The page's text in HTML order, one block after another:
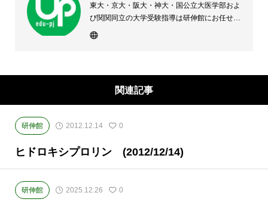
東大・京大・阪大・神大・国公立大医学部およ
び関関同立の大学受験指導は研伸館にお任せく
ださい。 大阪(上本町・天王寺・豊中)・兵庫
関連記事
研伸館 2012.12.14 0
ヒドロキシプロリン (2012/12/14)
研伸館 2025.12.26 0